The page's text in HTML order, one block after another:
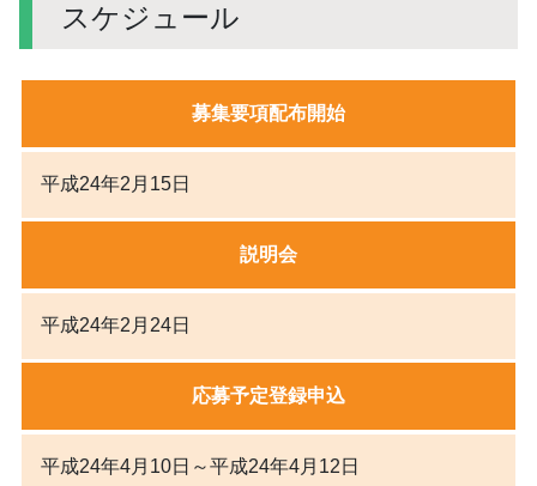
スケジュール
募集要項配布開始
平成24年2月15日
説明会
平成24年2月24日
応募予定登録申込
平成24年4月10日～平成24年4月12日